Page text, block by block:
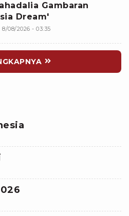
Gambaran
Dream'
8/08/2026 - 03:35